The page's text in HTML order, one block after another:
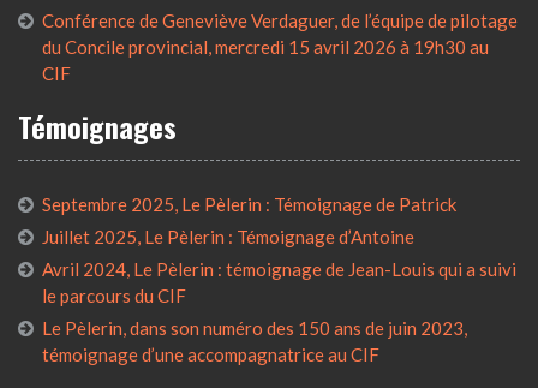
Conférence de Geneviève Verdaguer, de l’équipe de pilotage
du Concile provincial, mercredi 15 avril 2026 à 19h30 au
CIF
Témoignages
Septembre 2025, Le Pèlerin : Témoignage de Patrick
Juillet 2025, Le Pèlerin : Témoignage d’Antoine
Avril 2024, Le Pèlerin : témoignage de Jean-Louis qui a suivi
le parcours du CIF
Le Pèlerin, dans son numéro des 150 ans de juin 2023,
témoignage d’une accompagnatrice au CIF